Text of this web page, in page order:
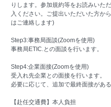
りします。参加規約等をお読みいた
入ください。ご提出いただいた方か
はご連絡します)
Step3:事務局面談(Zoomを使用)
事務局ETIC.との面談を行います。
Step4:企業面接(Zoomを使用)
受入れ先企業との面接を行います。
必要に応じて、追加で最終面接があ
【赴任交通費】本人負担